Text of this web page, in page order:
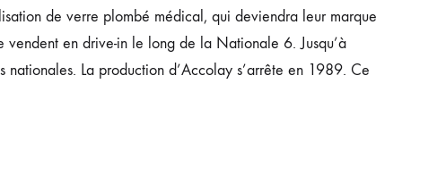
de verre plombé médical, qui deviendra leur marque
en drive-in le long de la Nationale 6. Jusqu’à
nationales. La production d’Accolay s’arrête en 1989. Ce